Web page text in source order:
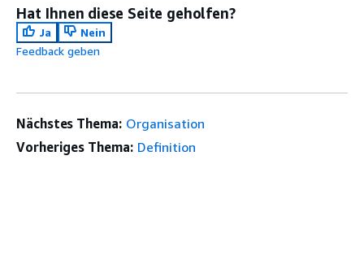
Hat Ihnen diese Seite geholfen?
Ja
Nein
Feedback geben
Nächstes Thema: Organisation
Vorheriges Thema: Definition